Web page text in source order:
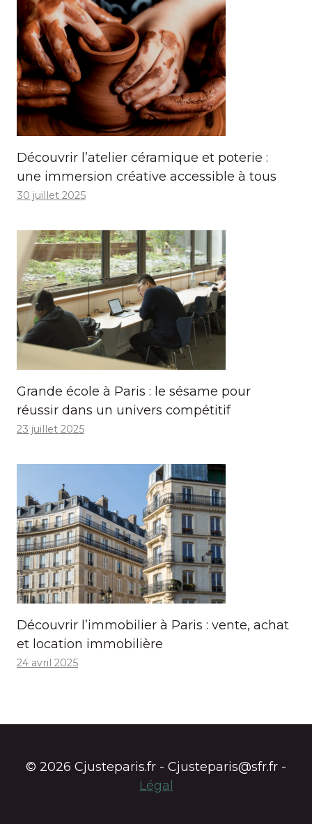
Découvrir l’atelier céramique et poterie :
une immersion créative accessible à tous
30 juillet 2025
Grande école à Paris : le sésame pour
réussir dans un univers compétitif
23 juillet 2025
Découvrir l’immobilier à Paris : vente, achat
et location immobilière
24 avril 2025
© 2026 Cjusteparis.fr - Cjusteparis@sfr.fr -
Légal